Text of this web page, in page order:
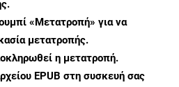
«Μετατροπή» για να
μετατροπής.
η μετατροπή.
EPUB στη συσκευή σας